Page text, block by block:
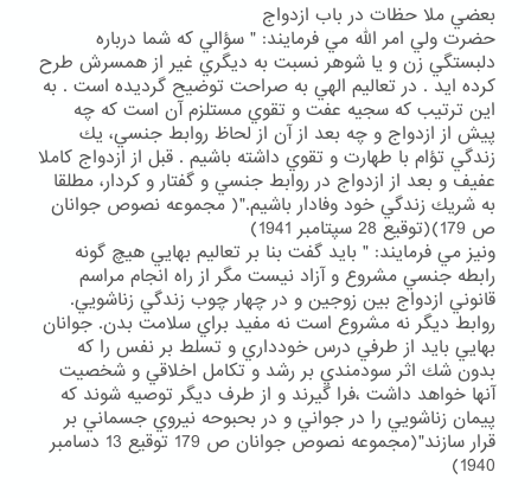
بعضي ملا حظات در باب ازدواج
حضرت ولي امر الله مي فرمايند: " سؤالي كه شما درباره
دلبستگي زن و يا شوهر نسبت به ديگري غير از همسرش طرح
كرده ايد . در تعاليم الهي به صراحت توضيح گرديده است . به
اين ترتيب كه سجيه عفت و تقوي مستلزم آن است كه چه
پيش از ازدواج و چه بعد از آن از لحاظ روابط جنسي، يك
زندگي تؤام با طهارت و تقوي داشته باشيم . قبل از ازدواج كاملا
عفيف و بعد از ازدواج در روابط جنسي و گفتار و كردار، مطلقا
به شريك زندگي خود وفادار باشيم."( مجموعه نصوص جوانان
ص 179)(توقيع 28 سپتامبر 1941)
ونيز مي فرمايند: " بايد گفت بنا بر تعاليم بهايي هيچ گونه
رابطه جنسي مشروع و آزاد نيست مگر از راه انجام مراسم
قانوني ازدواج بين زوجين و در چهار چوب زندگي زناشويي.
روابط ديگر نه مشروع است نه مفيد براي سلامت بدن. جوانان
بهايي بايد از طرفي درس خودداري و تسلط بر نفس را كه
بدون شك اثر سودمندي بر رشد و تكامل اخلاقي و شخصيت
آنها خواهد داشت ،فرا گيرند و از طرف ديگر توصيه شوند كه
پيمان زناشويي را در جواني و در بحبوحه نيروي جسماني بر
قرار سازند"(مجموعه نصوص جوانان ص 179 توقيع 13 دسامبر
1940)